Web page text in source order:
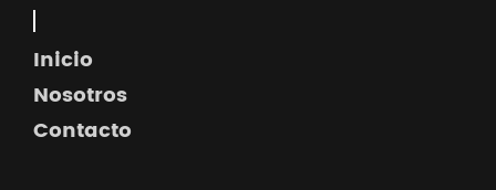
Inicio
Nosotros
Contacto